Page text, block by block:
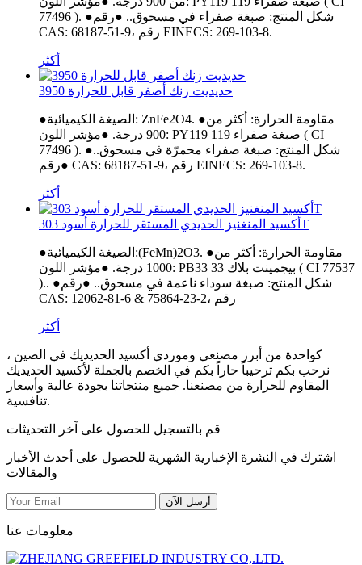
77496 ). ●شكل المنتج: صبغة صفراء في مسحوق.. ●رقم
CAS: 68187-51-9، رقم EINECS: 269-103-8.
أكثر
حديديت زنك أصفر قابل للحرارة 3950
●الصيغة الكيميائية: ZnFe2O4. ●مقاومة الحرارة: أكثر من
900 درجة. ●مؤشر اللون: PY119 صبغة صفراء 119 ( CI
77496 ). ●شكل المنتج: صبغة صفراء محمرّة في مسحوق..
●رقم CAS: 68187-51-9، رقم EINECS: 269-103-8.
أكثر
أكسيد المنغنيز الحديدي المستقر للحرارة أسود 303T
●الصيغة الكيميائية:(FeMn)2O3. ●مقاومة الحرارة: أكثر من
1000 درجة. ●مؤشر اللون: PB33 بيجمينت بلاك 33 ( CI 77537
).. ●شكل المنتج: صبغة سوداء ناعمة في مسحوق.. ●رقم
CAS: 12062-81-6 & 75864-23-2، رقم
أكثر
كواحدة من أبرز مصنعي وموردي أكسيد الحديديك في الصين ،
نرحب بكم ترحيباً حاراً بكم في الخصم بالجملة لأكسيد الحديديك
المقاوم للحرارة من مصنعنا. جميع منتجاتنا بجودة عالية وأسعار
تنافسية.
قم بالتسجيل للحصول على آخر التحديثات
اشترك في النشرة الإخبارية الشهرية للحصول على أحدث الأخبار
والمقالات
أرسل الآن
معلومات عنا